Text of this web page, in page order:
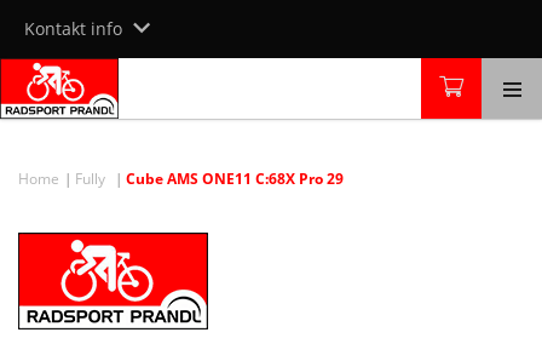
content
Kontakt info
Home Fully Cube AMS ONE11 C:68X Pro 29